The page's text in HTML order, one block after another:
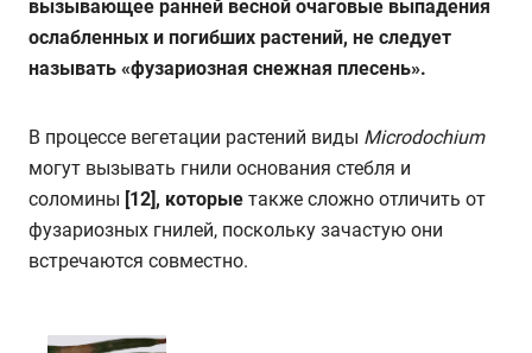
вызывающее ранней весной очаговые выпадения
ослабленных и погибших растений, не следует
называть «фузариозная снежная плесень».
В процессе вегетации растений виды Microdochium
могут вызывать гнили основания стебля и
соломины [12], которые также сложно отличить от
фузариозных гнилей, поскольку зачастую они
встречаются совместно.